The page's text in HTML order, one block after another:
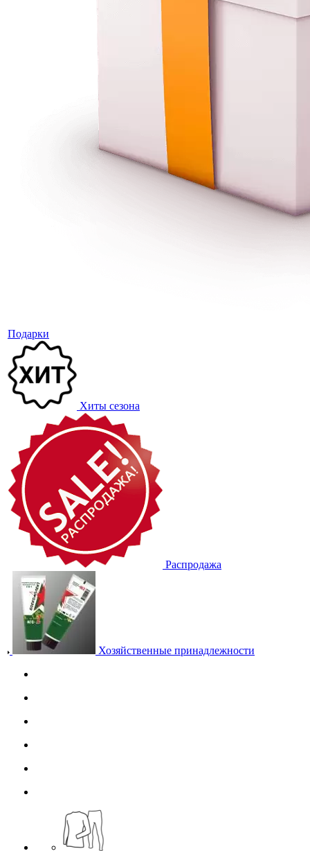
Подарки
Хиты сезона
Распродажа
Хозяйственные принадлежности